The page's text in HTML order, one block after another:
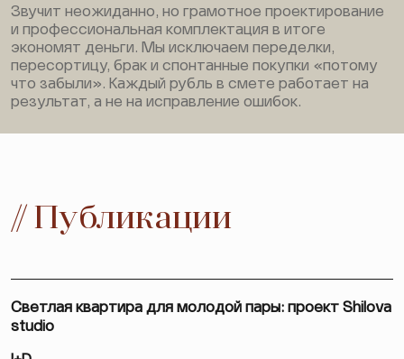
Звучит неожиданно, но грамотное проектирование
и профессиональная комплектация в итоге
экономят деньги. Мы исключаем переделки,
пересортицу, брак и спонтанные покупки «потому
что забыли». Каждый рубль в смете работает на
результат, а не на исправление ошибок.
// Публикации
Светлая квартира для молодой пары: проект Shilova
studio